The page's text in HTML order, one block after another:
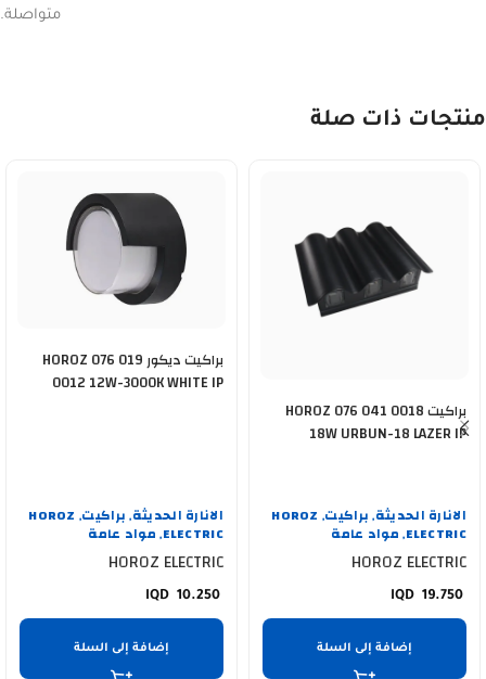
متواصلة.
منتجات ذات صلة
براكيت HOROZ 076 041 0018
18W URBUN-18 LAZER IP
الانارة الحديثة, براكيت,
HOROZ
ELECTRIC
, مواد عامة
HOROZ ELECTRIC
19.750
إضافة إلى السلة
براكيت ديكور HOROZ 076 019
0012 12W-3000K WHITE IP
الانارة الحديثة, براكيت,
HOROZ
ELECTRIC
, مواد عامة
HOROZ ELECTRIC
10.250
إضافة إلى السلة